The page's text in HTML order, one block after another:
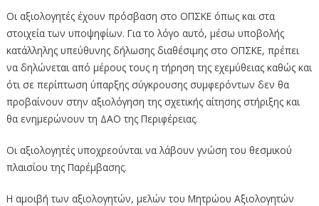
Οι αξιολογητές έχουν πρόσβαση στο ΟΠΣΚΕ όπως και στα
στοιχεία των υποψηφίων. Για το λόγο αυτό, μέσω υποβολής
κατάλληλης υπεύθυνης δήλωσης διαθέσιμης στο ΟΠΣΚΕ, πρέπει
να δηλώνεται από μέρους τους η τήρηση της εχεμύθειας καθώς και
ότι σε περίπτωση ύπαρξης σύγκρουσης συμφερόντων δεν θα
προβαίνουν στην αξιολόγηση της σχετικής αίτησης στήριξης και
θα ενημερώνουν τη ΔΑΟ της Περιφέρειας.
Οι αξιολογητές υποχρεούνται να λάβουν γνώση του θεσμικού
πλαισίου της Παρέμβασης.
Η αμοιβή των αξιολογητών, μελών του Μητρώου Αξιολογητών